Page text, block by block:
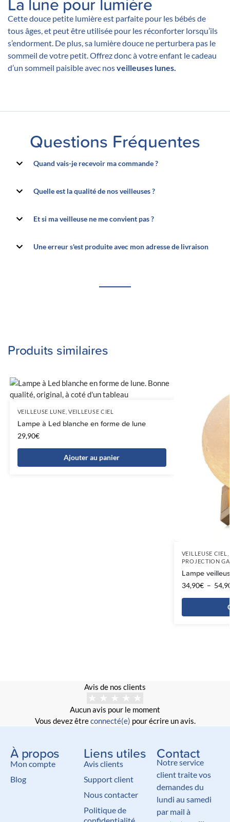
Cette douce petite lumière est parfaite pour les bébés de
tous âges, et peut être utilisée pour les réconforter lorsqu’ils
s’endorment. De plus, sa lumière douce ne perturbera pas le
sommeil de votre petit. Offrez donc à votre enfant le cadeau
d’un sommeil paisible avec nosveilleuses lunes.
Questions Fréquentes
Quand vais-je recevoir ma commande ?
Quelle est la qualité de nos veilleuses ?
Et si ma veilleuse ne me convient pas ?
Une erreur s'est produite avec mon adresse de livraison
Produits similaires
VEILLEUSE LUNE VEILLEUSE CIEL
Lampe à Led blanche en forme de lune
29,90€
Ajouter au panier
VEILLEUSE CIEL
PROJECTION
Lampe
34,90€ –
Avis de nos clients
Aucun avis pour le moment
Vous devez êtreconnecté(e) pour écrire un avis.
À propos
Mon compte
Blog
Liens utiles
Avis clients
Support client
Nous contacter
Politique de
confidentialité
Contact
Notre service
client traite vos
demandes du
lundi au samedi
par mail à